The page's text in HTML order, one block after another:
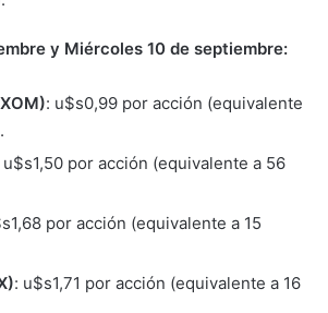
y Miércoles 10 de septiembre:
: u$s0,99 por acción (equivalente
u$s1,50 por acción (equivalente a 56
por acción (equivalente a 15
: u$s1,71 por acción (equivalente a 16